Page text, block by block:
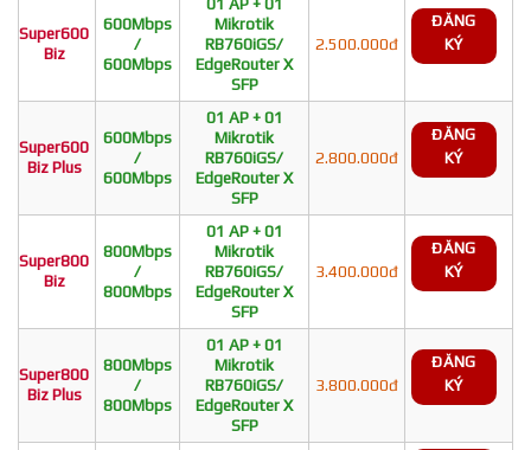
Super600
Biz
600Mbps
/
600Mbps
Mikrotik
RB760iGS/
EdgeRouter X
SFP
2.500.000đ
ĐĂNG
KÝ
Super600
Biz Plus
600Mbps
/
600Mbps
01 AP + 01
Mikrotik
RB760iGS/
EdgeRouter X
SFP
2.800.000đ
ĐĂNG
KÝ
Super800
Biz
800Mbps
/
800Mbps
01 AP + 01
Mikrotik
RB760iGS/
EdgeRouter X
SFP
3.400.000đ
ĐĂNG
KÝ
Super800
Biz Plus
800Mbps
/
800Mbps
01 AP + 01
Mikrotik
RB760iGS/
EdgeRouter X
SFP
3.800.000đ
ĐĂNG
KÝ